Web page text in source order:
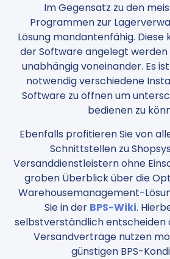
Im Gegensatz zu den
Programmen zur
Lösung mandantenfähig. Diese
der Software angelegt werden
unabhängig voneinander. Es
notwendig verschiedene
Software zu öffnen um
bedienen zu
Ebenfalls profitieren Sie von
Schnittstellen zu
Versanddienstleistern ohne
groben Überblick über die
Warehousemanagement-
Sie in der BPS-Wiki.
selbstverständlich entscheiden
Versandverträge nutzen
günstigen BPS-